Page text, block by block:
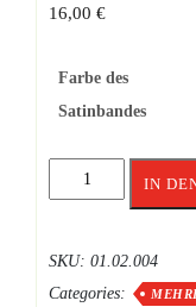
16,00 €
Farbe des
Satinbandes
Stuhlsocken
IN
SKU: 01.02.004
Categories: